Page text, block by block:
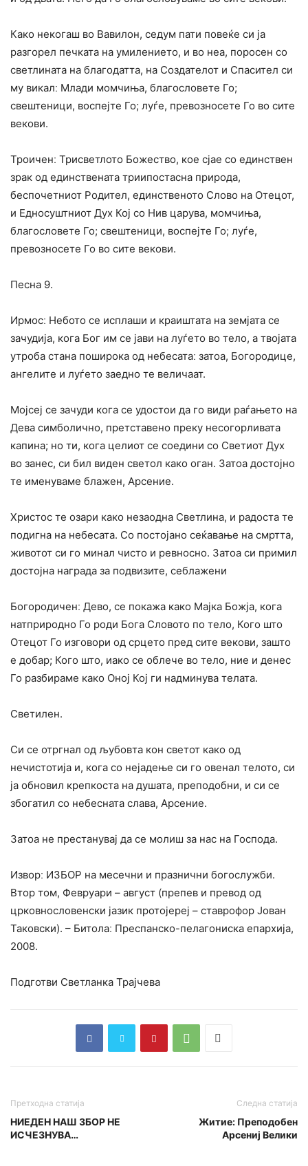
Како некогаш во Вавилон, седум пати повеќе си ја
разгорел печката на умилението, и во неа, поросен со
светлината на благодатта, на Создателот и Спасител си
му викалː Млади момчиња, благословете Го;
свештеници, воспејте Го; луѓе, превозносете Го во сите
векови.
Троиченː Трисветлото Божество, кое сјае со единствен
зрак од единствената триипостасна природа,
беспочетниот Родител, единственото Слово на Отецот,
и Едносуштниот Дух Кој со Нив царува, момчиња,
благословете Го; свештеници, воспејте Го; луѓе,
превозносете Го во сите векови.
Песна 9.
Ирмосː Небото се исплаши и краиштата на земјата се
зачудија, кога Бог им се јави на луѓето во тело, а твојата
утроба стана поширока од небесатаː затоа, Богородице,
ангелите и луѓето заедно те величаат.
Мојсеј се зачуди кога се удостои да го види раѓањето на
Дева симболично, претставено преку несогорливата
капина; но ти, кога целиот се соедини со Светиот Дух
во занес, си бил виден светол како оган. Затоа достојно
те именуваме блажен, Арсение.
Христос те озари како незаодна Светлина, и радоста те
подигна на небесата. Со постојано сеќавање на смртта,
животот си го минал чисто и ревносно. Затоа си примил
достојна награда за подвизите, себлажени
Богородиченː Дево, се покажа како Мајка Божја, кога
натприродно Го роди Бога Словото по тело, Кого што
Отецот Го изговори од срцето пред сите векови, зашто
е добар; Кого што, иако се облече во тело, ние и денес
Го разбираме како Оној Кој ги надминува телата.
Светилен.
Си се отргнал од љубовта кон светот како од
нечистотија и, кога со нејадење си го овенал телото, си
ја обновил крепкоста на душата, преподобни, и си се
збогатил со небесната слава, Арсение.
Затоа не престанувај да се молиш за нас на Господа.
Изворː ИЗБОР на месечни и празнични богослужби.
Втор том, Февруари – август (препев и превод од
црковнословенски јазик протојереј – ставрофор Јован
Таковски). – Битолаː Преспанско-пелагониска епархија,
2008.
Подготви Светланка Трајчева
Претходна статија
НИЕДЕН НАШ ЗБОР НЕ
ИСЧЕЗНУВА…
Следна статија
Житие: Преподобен
Арсениј Велики